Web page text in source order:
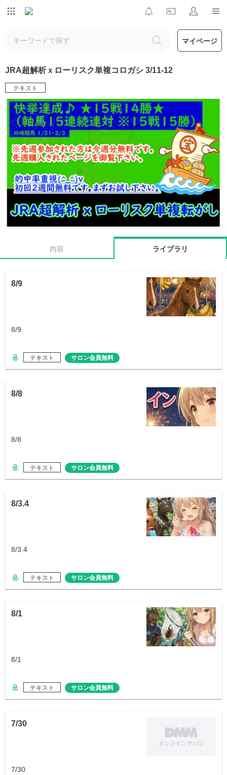
マイページ
JRA超解析ｘローリスク単複コロガシ 3/11-12
テキスト
内容 ライブラリ
8/9
8/9
テキスト サロン会員無料
8/8
8/8
テキスト サロン会員無料
8/3.4
8/3.4
テキスト サロン会員無料
8/1
8/1
テキスト サロン会員無料
7/30
7/30